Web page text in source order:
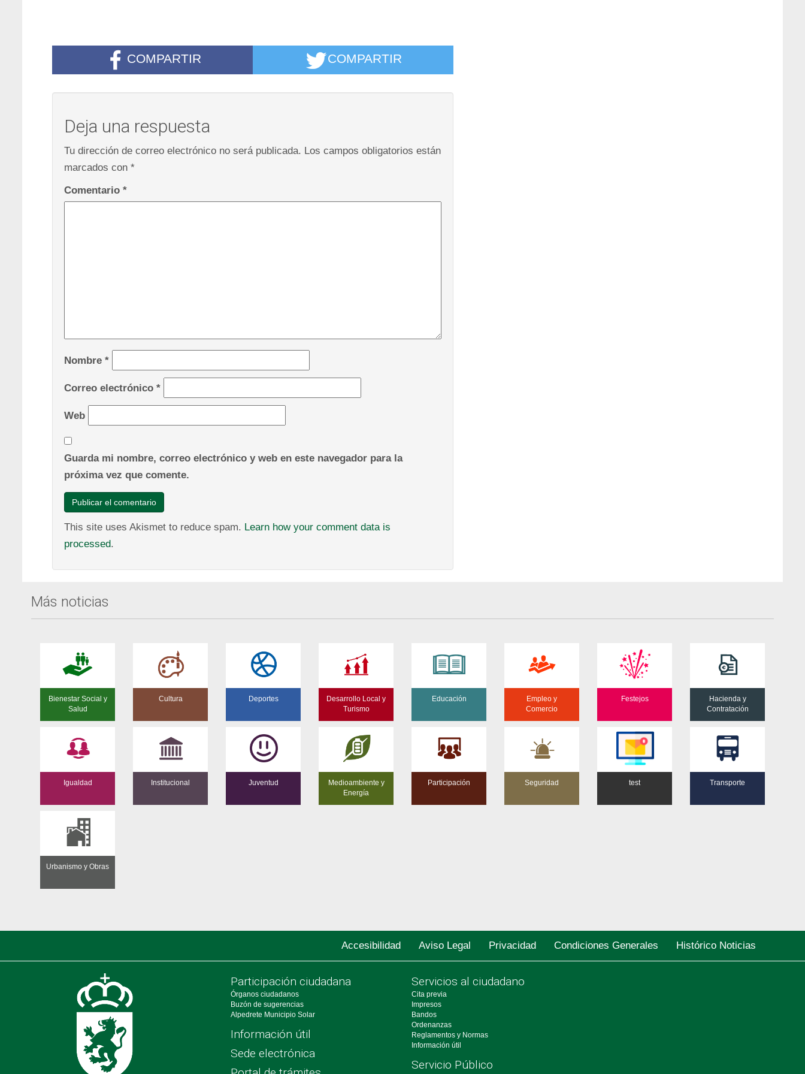
COMPARTIR COMPARTIR
Deja una respuesta
Tu dirección de correo electrónico no será publicada. Los campos obligatorios están
marcados con *
Comentario *
Nombre *
Correo electrónico *
Web
Guarda mi nombre, correo electrónico y web en este navegador para la
próxima vez que comente.
This site uses Akismet to reduce spam. Learn how your comment data is
processed.
Más noticias
Bienestar Social y
Salud
Cultura Deportes
Desarrollo Local y
Turismo
Educación
Empleo y
Comercio
Festejos
Hacienda y
Contratación
Igualdad Institucional Juventud
Medioambiente y
Energía
Participación Seguridad test Transporte
Urbanismo y Obras
Accesibilidad Aviso Legal Privacidad Condiciones Generales Histórico Noticias
Participación ciudadana
Órganos ciudadanos
Buzón de sugerencias
Alpedrete Municipio Solar
Información útil
Sede electrónica
Servicios al ciudadano
Cita previa
Impresos
Bandos
Ordenanzas
Reglamentos y Normas
Información útil
Servicio Público